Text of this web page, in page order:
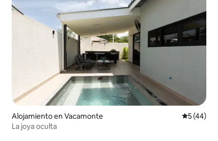
Alojamiento en Vacamonte
5 (44)
La joya oculta